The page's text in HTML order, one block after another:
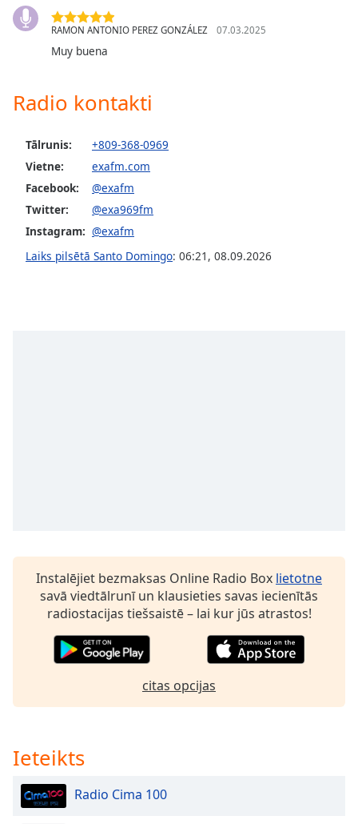
Descriptions
descriptions
Subtitles
settings
opens
subtitles
dialog
subtitles
off,
Escape
Opacity
RAMON ANTONIO PEREZ GONZÁLEZ 07.03.2025
Muy buena
Radio kontakti
Tālrunis:
+809-368-0969
Vietne:
exafm.com
Facebook:
@exafm
Twitter:
@exa969fm
Instagram: @exafm
Laiks pilsētā Santo Domingo: 06:21 , 08.09.2026
Instalējiet bezmaksas Online Radio Box lietotne
savā viedtālrunī un klausieties savas iecienītās
radiostacijas tiešsaistē – lai kur jūs atrastos!
citas opcijas
Ieteikts
Radio Cima 100